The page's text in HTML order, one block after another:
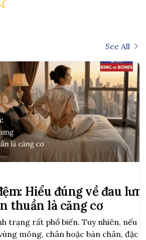
See All
Hiểu đúng về đau
thuần là căng cơ
trạng rất phổ biến. Tuy nhiên, nếu
mông, chân hoặc bàn chân, đặc